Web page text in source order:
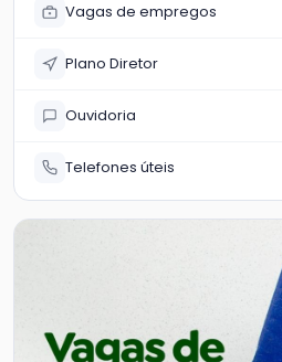
Vagas de empregos
Plano Diretor
Ouvidoria
Telefones úteis